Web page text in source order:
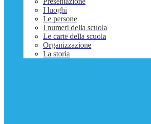
I luoghi
Le persone
I numeri della scuola
Le carte della scuola
Organizzazione
La storia